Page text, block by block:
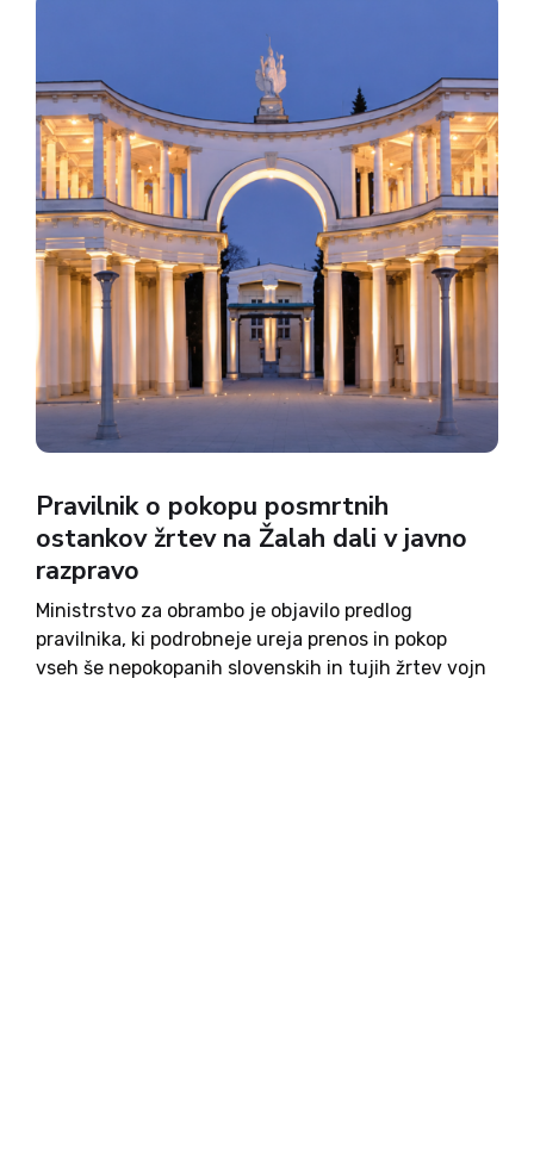
Pravilnik o pokopu posmrtnih
ostankov žrtev na Žalah dali v javno
razpravo
Ministrstvo za obrambo je objavilo predlog
pravilnika, ki podrobneje ureja prenos in pokop
vseh še nepokopanih slovenskih in tujih žrtev vojn